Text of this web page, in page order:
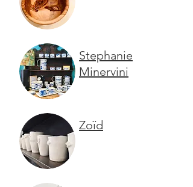
Stephanie
Minervini
Zoïd